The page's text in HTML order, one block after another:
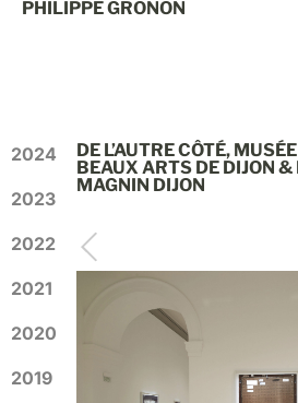
PHILIPPE GRONON
2024
2023
2022
2021
2020
2019
DE L’AUTRE CÔTÉ,
BEAUX ARTS DE DIJON &
MAGNIN DIJON